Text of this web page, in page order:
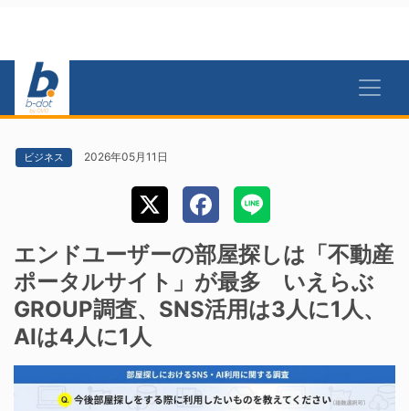
ビジネス 2026年05月11日
エンドユーザーの部屋探しは「不動産
ポータルサイト」が最多 いえらぶ
GROUP調査、SNS活用は3人に1人、
AIは4人に1人